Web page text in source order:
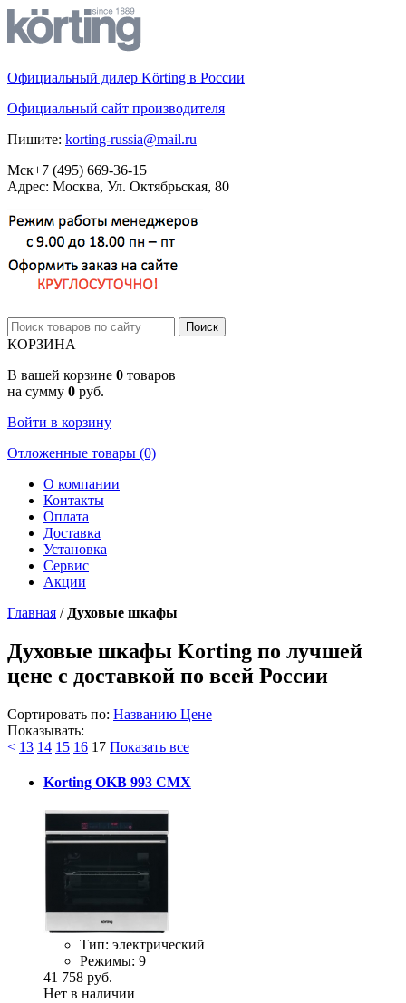
Официальный дилер Körting в России
Официальный сайт производителя
Пишите: korting-russia@mail.ru
Мск+7 (495) 669-36-15
Адрес: Москва, Ул. Октябрьская, 80
КОРЗИНА
В вашей корзине 0 товаров
на сумму 0 руб.
Войти в корзину
Отложенные товары (0)
О компании
Контакты
Оплата
Доставка
Установка
Сервис
Акции
Главная / Духовые шкафы
Духовые шкафы Korting по лучшей
цене с доставкой по всей России
Сортировать по: Названию Цене
Показывать:
< 13 14 15 16 17 Показать все
Korting OKB 993 CMX
Тип: электрический
Режимы: 9
41 758 руб.
Нет в наличии